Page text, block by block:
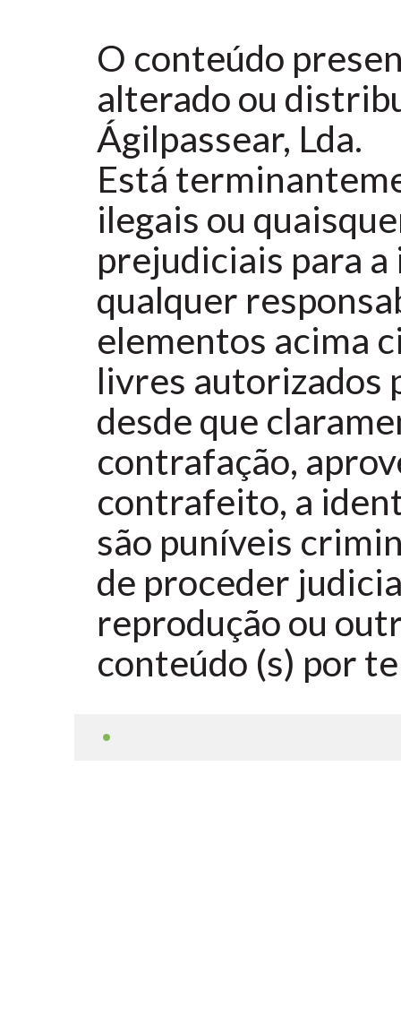
O conteúdo
alterado ou
Ágilpassear, Lda.
Está
ilegais ou
prejudiciais para
qualquer
elementos acima
livres autorizados
desde que
contrafação,
contrafeito, a
são puníveis
de proceder
reprodução ou
conteúdo (s) por